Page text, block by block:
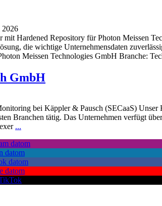
2026
mit Hardened Repository für Photon Meissen
die wichtige Unternehmensdaten
Meissen Technologies GmbH Branche:
GmbH
bei Käppler & Pausch (SECaaS)
Branchen tätig. Das Unternehmen verfügt
...
Pausch
GmbH